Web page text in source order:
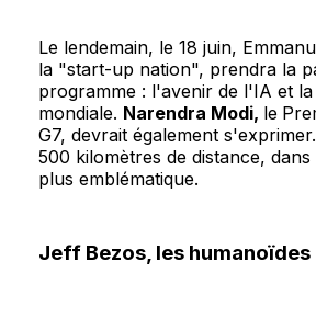
Le lendemain, le 18 juin,
la "start-up nation", prendra la
programme : l'avenir de l'IA et
mondiale. Narendra Modi, le
G7, devrait également
500 kilomètres de distance,
plus emblématique.
Jeff Bezos, les